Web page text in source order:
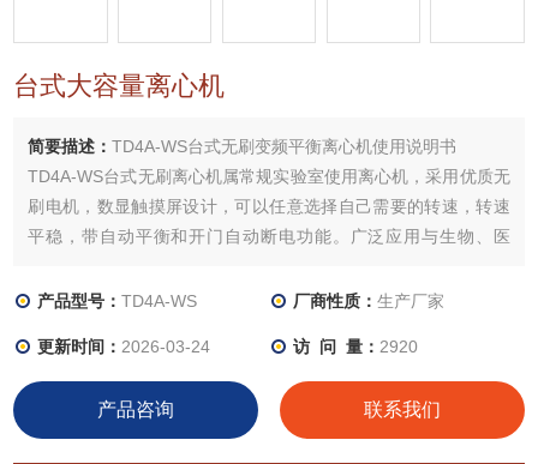
台式大容量离心机
简要描述：TD4A-WS台式无刷变频平衡离心机使用说明书
TD4A-WS台式无刷离心机属常规实验室使用离心机，采用优质无
刷电机，数显触摸屏设计，可以任意选择自己需要的转速，转速
平稳，带自动平衡和开门自动断电功能。广泛应用与生物、医
4000r/min，使用与放射免疫鉴定及分离细胞和大质点，带有不锈
产品型号：TD4A-WS 厂商性质： 生产厂家
更新时间： 2026-03-24 访 问 量： 2920
产品咨询 联系我们